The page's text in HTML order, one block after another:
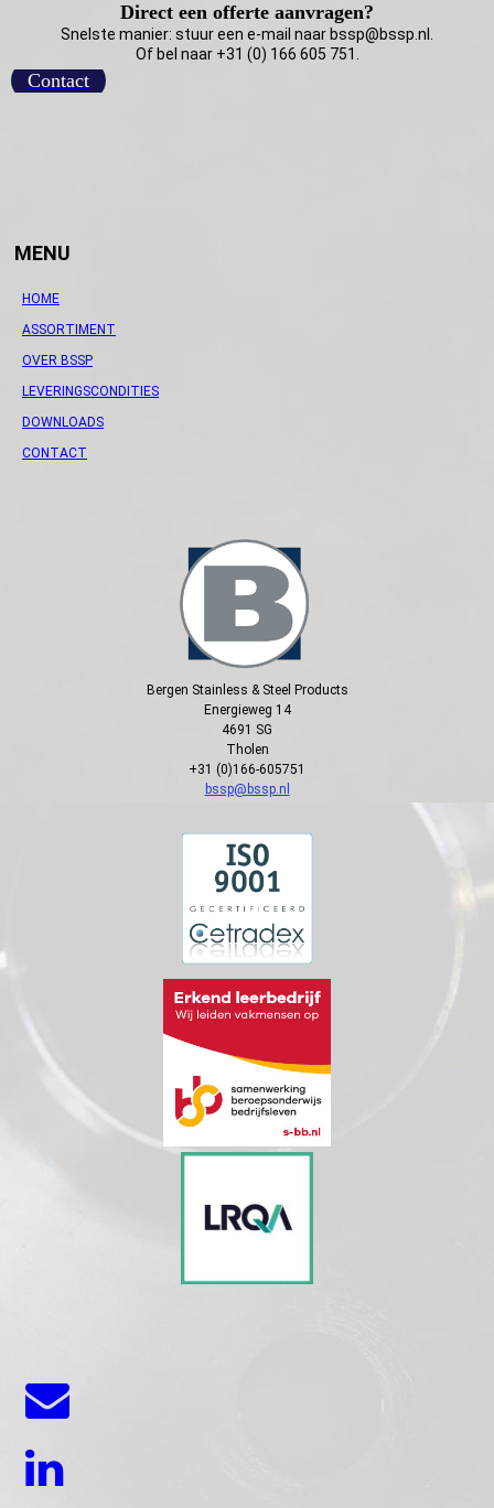
Direct een offerte aanvragen?
Snelste manier: stuur een e-mail naar bssp@bssp.nl.
Of bel naar +31 (0) 166 605 751.
Contact
MENU
HOME
ASSORTIMENT
OVER BSSP
LEVERINGSCONDITIES
DOWNLOADS
CONTACT
Bergen Stainless & Steel Products
Energieweg 14
4691 SG
Tholen
+31 (0)166-605751
bssp@bssp.nl